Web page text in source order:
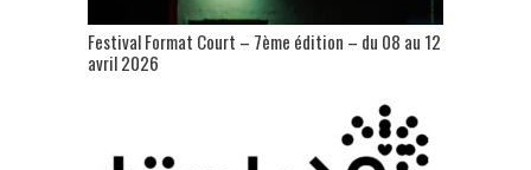
Festival Format Court – 7ème édition – du 08 au 12
avril 2026